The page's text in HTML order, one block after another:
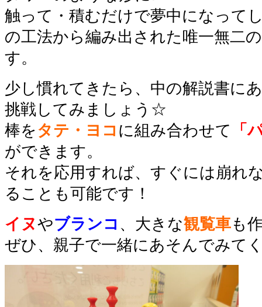
触って・積むだけで夢中になって
の工法から編み出された唯一無二
す。
少し慣れてきたら、中の解説書に
挑戦してみましょう☆
棒をタテ・ヨコ に組み合わせて
「
ができます。
それを応用すれば、すぐには崩れ
ることも可能です！
イヌやブランコ 、大きな観覧車も
ぜひ、親子で一緒にあそんでみて